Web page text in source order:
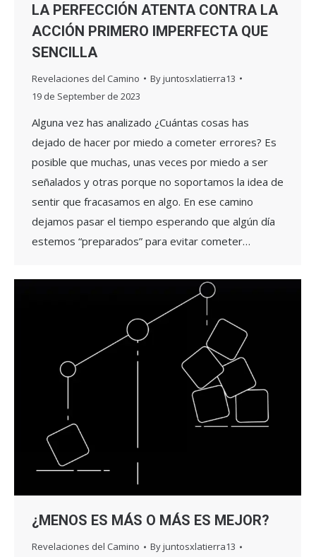
LA PERFECCIÓN ATENTA CONTRA LA
ACCIÓN PRIMERO IMPERFECTA QUE
SENCILLA
Revelaciones del Camino Byjuntosxlatierra13
19 de September de 2023
Alguna vez has analizado ¿Cuántas cosas has
dejado de hacer por miedo a cometer errores? Es
posible que muchas, unas veces por miedo a ser
señalados y otras porque no soportamos la idea de
sentir que fracasamos en algo. En ese camino
dejamos pasar el tiempo esperando que algún día
estemos “preparados” para evitar cometer…
¿MENOS ES MÁS O MÁS ES MEJOR?
Revelaciones del Camino Byjuntosxlatierra13